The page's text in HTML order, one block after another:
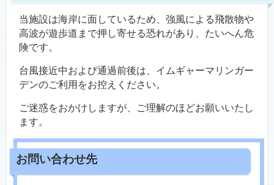
当施設は海岸に面しているため、強風による飛散物や
高波が遊歩道まで押し寄せる恐れがあり、たいへん危
険です。
台風接近中および通過前後は、イムギャーマリンガー
デンのご利用をお控えください。
ご迷惑をおかけしますが、ご理解のほどお願いいたし
ます。